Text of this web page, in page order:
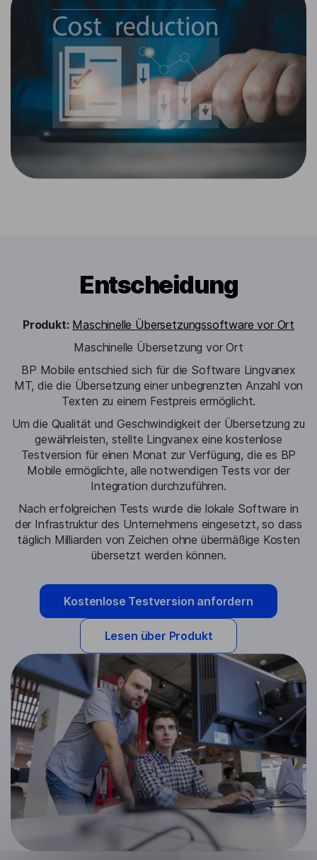
Entscheidung
Produkt: Maschinelle Übersetzungssoftware vor Ort
Maschinelle Übersetzung vor Ort
BP Mobile entschied sich für die Software Lingvanex
MT, die die Übersetzung einer unbegrenzten Anzahl von
Texten zu einem Festpreis ermöglicht.
Um die Qualität und Geschwindigkeit der Übersetzung zu
gewährleisten, stellte Lingvanex eine kostenlose
Testversion für einen Monat zur Verfügung, die es BP
Mobile ermöglichte, alle notwendigen Tests vor der
Integration durchzuführen.
Nach erfolgreichen Tests wurde die lokale Software in
der Infrastruktur des Unternehmens eingesetzt, so dass
täglich Milliarden von Zeichen ohne übermäßige Kosten
übersetzt werden können.
Kostenlose Testversion anfordern
Lesen über Produkt